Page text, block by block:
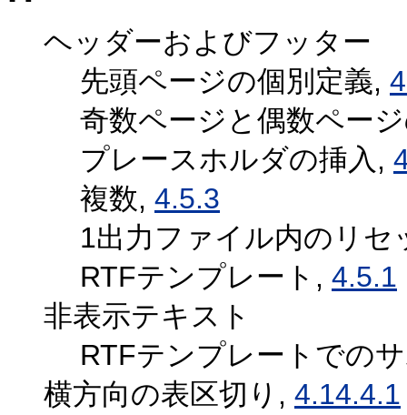
ヘッダーおよびフッター
先頭ページの個別定義,
奇数ページと偶数ペー
プレースホルダの挿入,
複数, 4.5.3
1出力ファイル内のリ
RTFテンプレート, 4.5.1
非表示テキスト
RTFテンプレートでの
横方向の表区切り, 4.14.4.1